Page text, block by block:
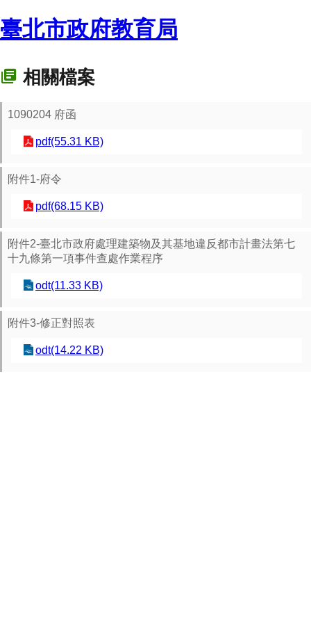
臺北市政府教育局
相關檔案
1090204 府函
pdf(55.31 KB)
附件1-府令
pdf(68.15 KB)
附件2-臺北市政府處理建築物及其基地違反都市計畫法第七
十九條第一項事件查處作業程序
odt(11.33 KB)
附件3-修正對照表
odt(14.22 KB)